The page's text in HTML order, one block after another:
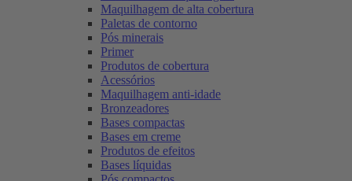
Maquilhagem de alta cobertura
Paletas de contorno
Pós minerais
Primer
Produtos de cobertura
Acessórios
Maquilhagem anti-idade
Bronzeadores
Bases compactas
Bases em creme
Produtos de efeitos
Bases líquidas